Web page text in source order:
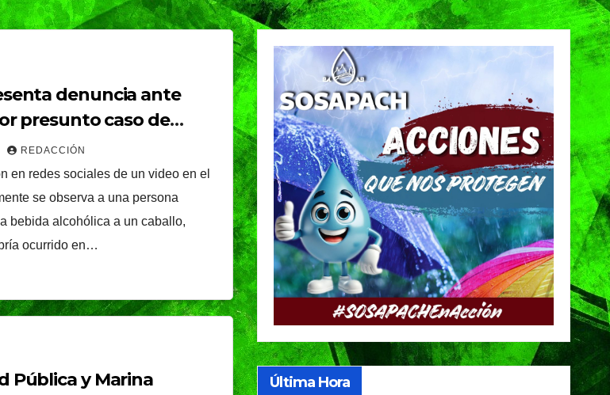
denuncia ante
presunto caso de
REDACCIÓN
en redes sociales de un video en el
se observa a una persona
bebida alcohólica a un caballo,
ocurrido en…
Pública y Marina
Última Hora